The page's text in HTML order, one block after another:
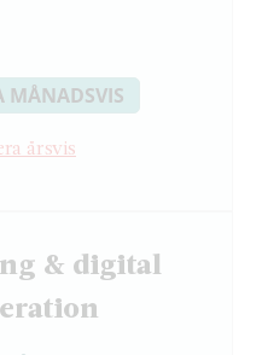
MÅNADSVIS
årsvis
& digital